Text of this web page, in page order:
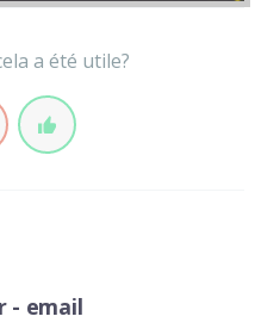
a été utile?
- email